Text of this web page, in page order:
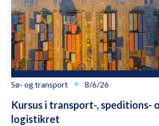
Sø- og transport 8/6/26
Kursus i transport-, speditions-
logistikret